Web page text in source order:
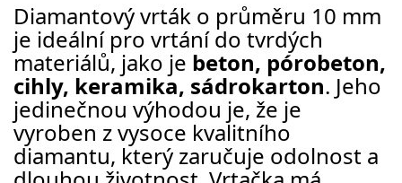
Diamantový vrták o průměru 10 mm
je ideální pro vrtání do tvrdých
materiálů, jako je beton, pórobeton,
cihly, keramika, sádrokarton. Jeho
jedinečnou výhodou je, že je
vyroben z vysoce kvalitního
diamantu, který zaručuje odolnost a